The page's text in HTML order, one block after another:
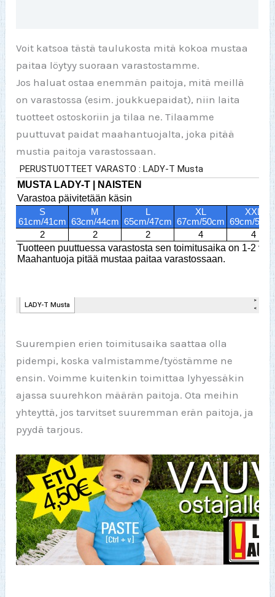
Voit katsoa tästä taulukosta mitä kokoa mustaa
paitaa löytyy suoraan varastostamme.
Jos haluat ostaa enemmän paitoja, mitä meillä
on varastossa (esim. joukkuepaidat), niin laita
tuotteet ostoskoriin ja tilaa ne. Tilaamme
puuttuvat paidat maahantuojalta, joka pitää
mustia paitoja varastossaan.
Suurempien erien toimitusaika saattaa olla
pidempi, koska valmistamme/työstämme ne
ensin. Voimme kuitenkin toimittaa lyhyessäkin
ajassa suurehkon määrän paitoja. Ota meihin
yhteyttä, jos tarvitset suuremman erän paitoja, ja
pyydä tarjous.